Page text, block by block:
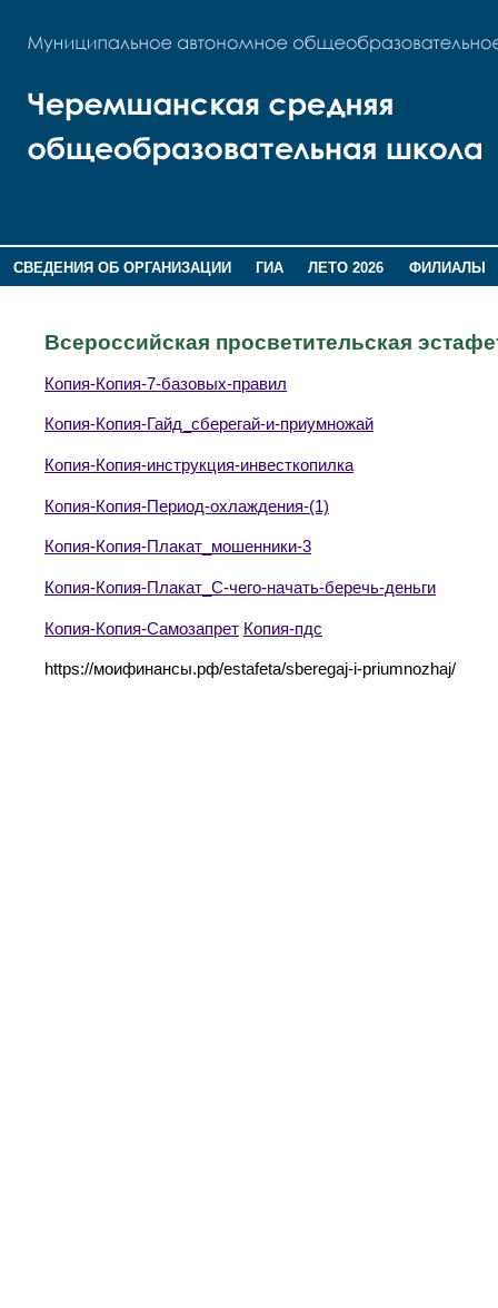
СВЕДЕНИЯ ОБ ОРГАНИЗАЦИИ ГИА ЛЕТО 2026
ФИЛИАЛЫ
Всероссийская просветительская
Копия-Копия-7-базовых-правил
Копия-Копия-Гайд_сберегай-и-приумножай
Копия-Копия-инструкция-инвесткопилка
Копия-Копия-Период-охлаждения-(1)
Копия-Копия-Плакат_мошенники-3
Копия-Копия-Плакат_С-чего-начать-беречь-деньги
Копия-Копия-Самозапрет Копия-пдс
https://моифинансы.рф/estafeta/sberegaj-i-priumnozhaj/